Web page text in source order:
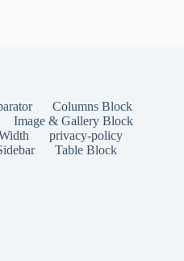
Columns Block
Image & Gallery Block
privacy-policy
Table Block